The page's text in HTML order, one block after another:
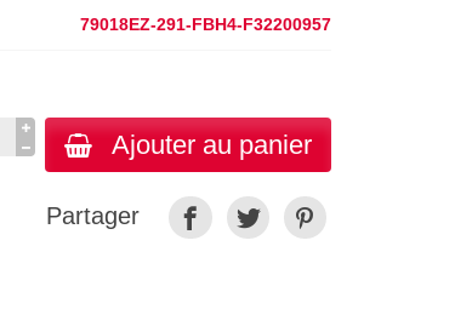
79018EZ-291-FBH4-F32200957
Ajouter au panier
Partager